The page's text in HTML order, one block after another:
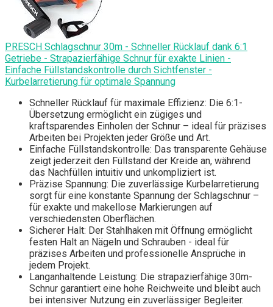
PRESCH Schlagschnur 30m - Schneller Rücklauf dank 6:1
Getriebe - Strapazierfähige Schnur für exakte Linien -
Einfache Füllstandskontrolle durch Sichtfenster -
Kurbelarretierung für optimale Spannung
Schneller Rücklauf für maximale Effizienz: Die 6:1-
Übersetzung ermöglicht ein zügiges und
kraftsparendes Einholen der Schnur – ideal für präzises
Arbeiten bei Projekten jeder Größe und Art.
Einfache Füllstandskontrolle: Das transparente Gehäuse
zeigt jederzeit den Füllstand der Kreide an, während
das Nachfüllen intuitiv und unkompliziert ist.
Präzise Spannung: Die zuverlässige Kurbelarretierung
sorgt für eine konstante Spannung der Schlagschnur –
für exakte und makellose Markierungen auf
verschiedensten Oberflächen.
Sicherer Halt: Der Stahlhaken mit Öffnung ermöglicht
festen Halt an Nägeln und Schrauben - ideal für
präzises Arbeiten und professionelle Ansprüche in
jedem Projekt.
Langanhaltende Leistung: Die strapazierfähige 30m-
Schnur garantiert eine hohe Reichweite und bleibt auch
bei intensiver Nutzung ein zuverlässiger Begleiter.